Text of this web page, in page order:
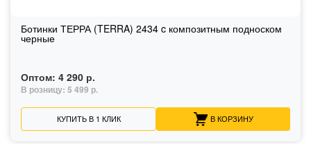
Ботинки ТЕРРА (TERRA) 2434 c композитным подноском
черные
Оптом: 4 290 р.
В розницу: 5 499 р.
КУПИТЬ В 1 КЛИК В КОРЗИНУ